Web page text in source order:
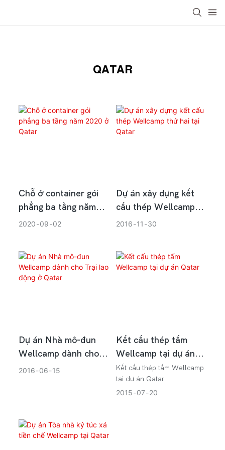
QATAR
Chỗ ở container gói
phẳng ba tầng năm
2020 ở Qatar
2020 09 02
Dự án xây dựng kết
cấu thép Wellcamp
thứ hai tại Qatar
2016 11 30
Dự án Nhà mô-đun
Wellcamp dành cho
Trại lao động ở Qatar
2016 06 15
Kết cấu thép tấm
Wellcamp tại dự án
Qatar
Kết cấu thép tấm Wellcamp
tại dự án Qatar
2015 07 20